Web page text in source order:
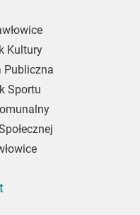
Kultury
Publiczna
Sportu